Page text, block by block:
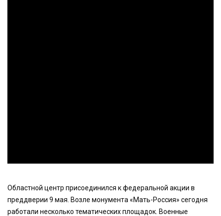
Областной центр присоединился к федеральной акции в
преддверии 9 мая. Возле монумента «Мать-Россия» сегодня
работали несколько тематических площадок. Военные